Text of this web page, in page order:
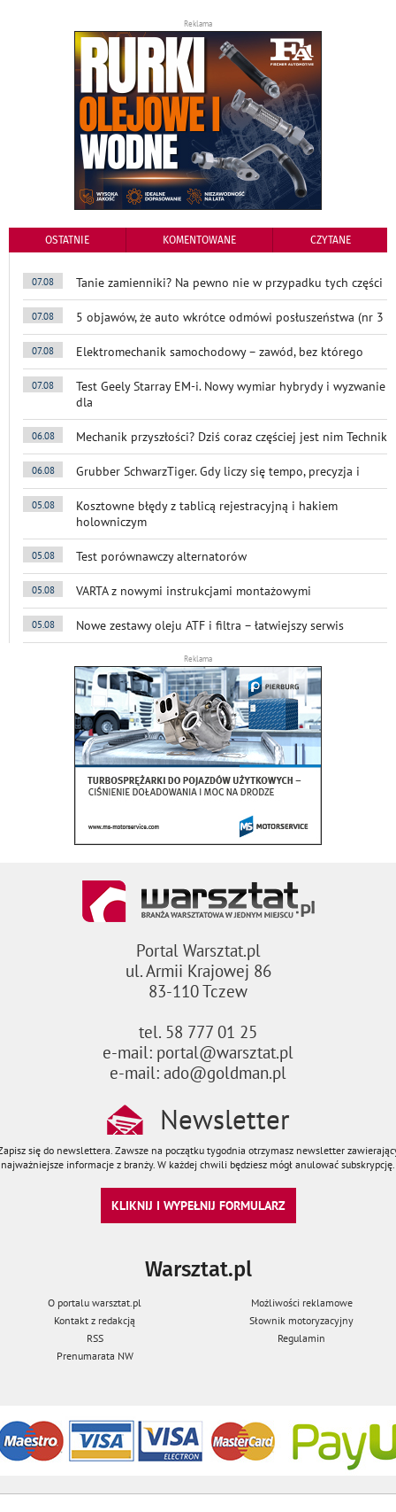
Reklama
OSTATNIE KOMENTOWANE CZYTANE
07.08 Tanie zamienniki? Na pewno nie w przypadku tych części
07.08 5 objawów, że auto wkrótce odmówi posłuszeństwa (nr 3
07.08 Elektromechanik samochodowy – zawód, bez którego
07.08
Test Geely Starray EM-i. Nowy wymiar hybrydy i wyzwanie
dla
06.08 Mechanik przyszłości? Dziś coraz częściej jest nim Technik
06.08 Grubber SchwarzTiger. Gdy liczy się tempo, precyzja i
05.08
Kosztowne błędy z tablicą rejestracyjną i hakiem
holowniczym
05.08 Test porównawczy alternatorów
05.08 VARTA z nowymi instrukcjami montażowymi
05.08 Nowe zestawy oleju ATF i filtra – łatwiejszy serwis
Reklama
Portal Warsztat.pl
ul. Armii Krajowej 86
83-110 Tczew
tel. 58 777 01 25
e-mail: portal@warsztat.pl
e-mail: ado@goldman.pl
Newsletter
się do newslettera. Zawsze na początku tygodnia otrzymasz newsletter
najważniejsze informacje z branży. W każdej chwili będziesz mógł anulować subskrypcję.
KLIKNIJ I WYPEŁNIJ FORMULARZ
Warsztat.pl
O portalu warsztat.pl
Możliwości reklamowe
Kontakt z redakcją
Słownik motoryzacyjny
RSS
Regulamin
Prenumarata NW